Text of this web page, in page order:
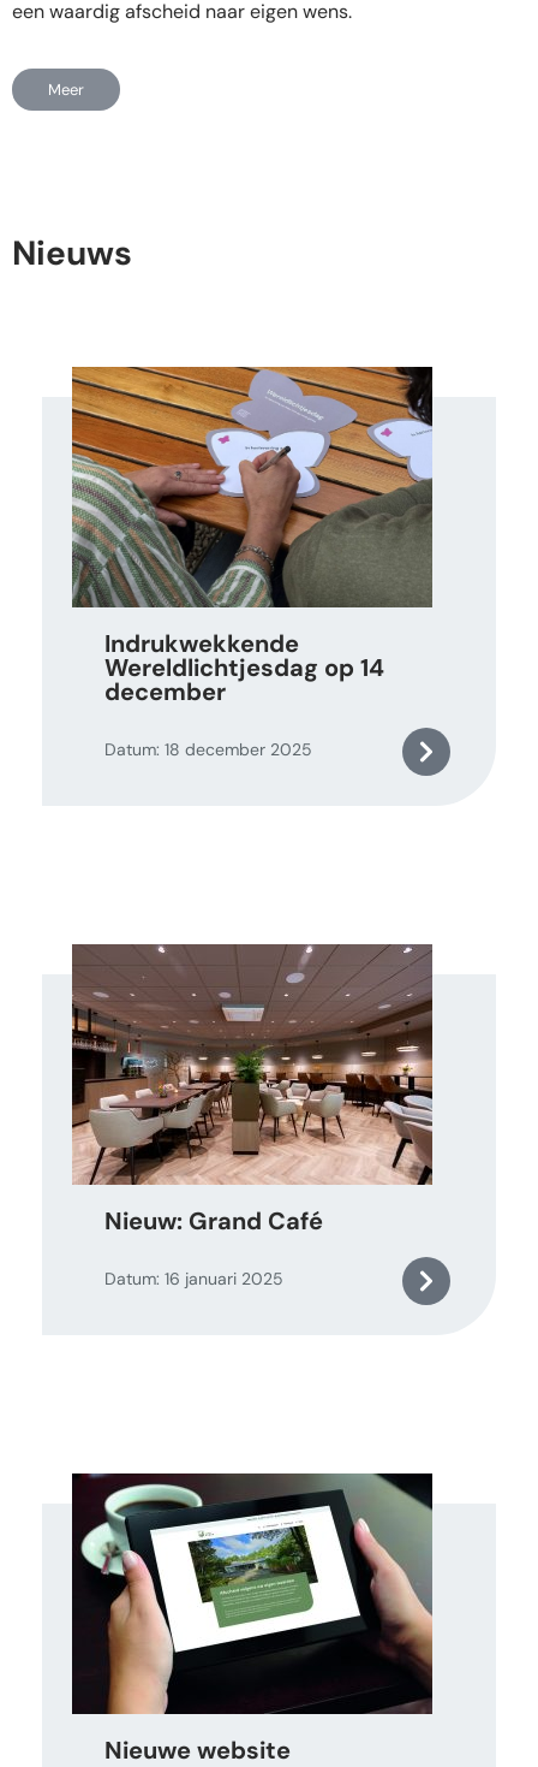
een waardig afscheid naar eigen wens.
Meer
Nieuws
Indrukwekkende
Wereldlichtjesdag op 14
december
Datum: 18 december 2025
Nieuw: Grand Café
Datum: 16 januari 2025
Nieuwe website